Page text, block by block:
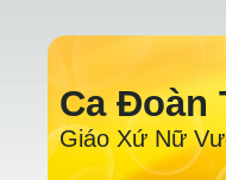
Ca Ðoàn
Giáo Xứ Nữ